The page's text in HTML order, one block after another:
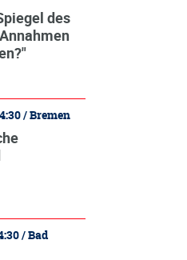
des
/ Bremen
/ Bad